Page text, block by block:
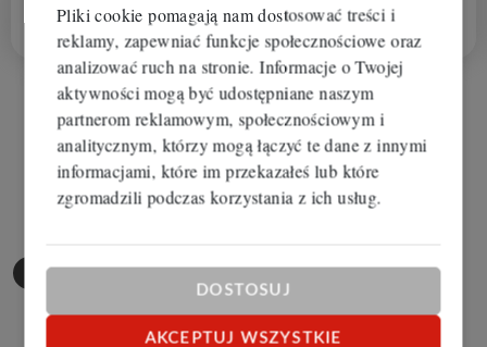
Pliki cookie pomagają nam dostosować treści i
reklamy, zapewniać funkcje społecznościowe oraz
analizować ruch na stronie. Informacje o Twojej
aktywności mogą być udostępniane naszym
partnerom reklamowym, społecznościowym i
analitycznym, którzy mogą łączyć te dane z innymi
informacjami, które im przekazałeś lub które
zgromadzili podczas korzystania z ich usług.
DOSTOSUJ
AKCEPTUJ WSZYSTKIE
KWN-DS-675 1 550 000 zł
Zgłośnieruchomość